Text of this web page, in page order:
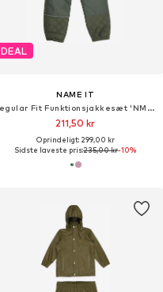
DEAL
NAME IT
Regular Fit Funktionsjakkesæt 'NMNChilly'
211,50 kr
Oprindeligt: 299,00 kr
Sidste laveste pris:235,00 kr-10%